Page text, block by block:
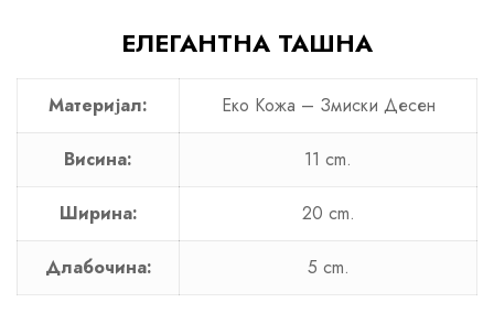
ЕЛЕГАНТНА ТАШНА
Материјал: Еко Кожа – Змиски Десен
Висина: 11 cm.
Ширина: 20 cm.
Длабочина: 5 cm.